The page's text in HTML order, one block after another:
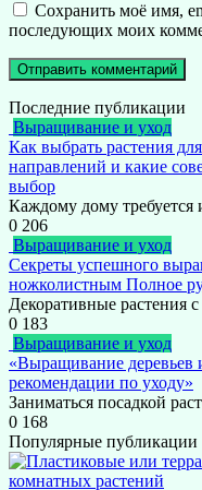
Сохранить моё имя,
последующих моих
Последние публикации
Выращивание и уход
Как выбрать растения
направлений и какие
выбор
Каждому дому
0 206
Выращивание и уход
Секреты успешного
ножколистным Полное
Декоративные растения
0 183
Выращивание и уход
«Выращивание деревьев
рекомендации по уходу»
Заниматься посадкой
0 168
Популярные публикации